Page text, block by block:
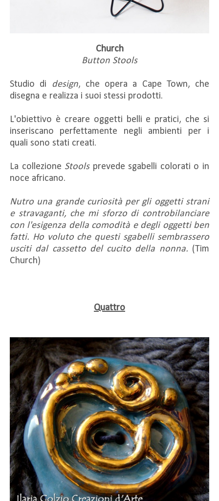
Church
Button Stools
Studio di design, che opera a Cape Town, che
disegna e realizza i suoi stessi prodotti.
L'obiettivo è creare oggetti belli e pratici, che si
inseriscano perfettamente negli ambienti per i
quali sono stati creati.
La collezione Stoolsprevede sgabelli colorati o in
noce africano.
Nutro una grande curiosità per gli oggetti strani
e stravaganti, che mi sforzo di controbilanciare
con l'esigenza della comodità e degli oggetti ben
fatti. Ho voluto che questi sgabelli sembrassero
usciti dal cassetto del cucito della nonna. (Tim
Church)
Quattro